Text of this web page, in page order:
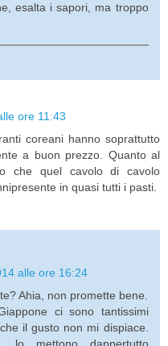
esalta i sapori, ma troppo
ore 11:43
coreani hanno soprattutto
a buon prezzo. Quanto al
che quel cavolo di cavolo
in quasi tutti i pasti.
alle ore 16:24
Ahia, non promette bene.
ci sono tantissimi
il gusto non mi dispiace.